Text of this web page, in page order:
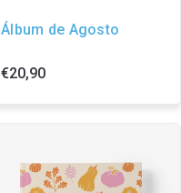
Álbum de Agosto
€20,90